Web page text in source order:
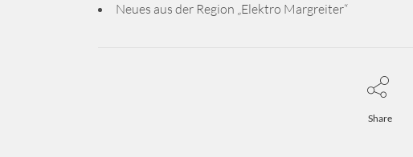
Neues aus der Region „Elektro Margreiter“
Share